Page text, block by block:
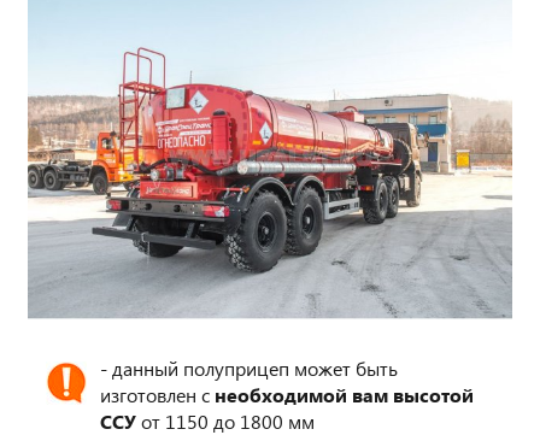
- данный полуприцеп может быть
изготовлен с необходимой вам высотой
ССУот 1150 до 1800 мм